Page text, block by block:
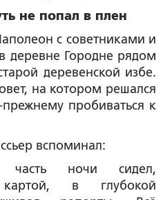
не попал в плен
с советниками и
деревне Городне рядом
деревенской избе.
на котором решался
пробиваться к
вспоминал:
часть ночи сидел,
в глубокой